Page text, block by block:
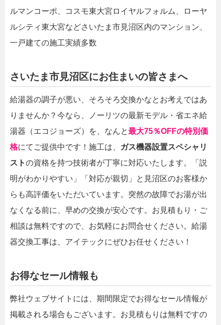
ルマンコーポ、コスモ東大宮ロイヤルフォルム、ローヤ
ルシティ東大宮などさいたま市見沼区内のマンション、
一戸建ての施工実績多数
さいたま市見沼区にお住まいの皆さまへ
給湯器の調子が悪い、そろそろ交換かなとお考えではあ
りませんか？今なら、ノーリツの最新モデル・省エネ給
湯器（エコジョーズ）を、なんと最大75％OFFの特別価
格にてご提供中です！施工は、
ガス機器設置スペシャリ
ストの資格を持つ技術者が丁寧に対応いたします。「説
明がわかりやすい」「対応が親切」と見沼区のお客様か
らも高評価をいただいています。突然の故障でお湯が出
なくなる前に、早めの交換が安心です。お見積もり・ご
相談は無料ですので、お気軽にお問合せください。給湯
器交換工事は、アイテックにぜひお任せください！
お得なセール情報も
弊社ウェブサイトには、期間限定でお得なセール情報が
掲載される場合もございます。お見積もりは無料ですの